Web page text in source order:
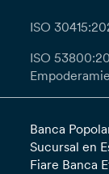
ISO
ISO
Banca
Sucursal en
Fiare Banca